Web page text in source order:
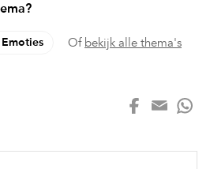
Emoties Of bekijk alle thema's